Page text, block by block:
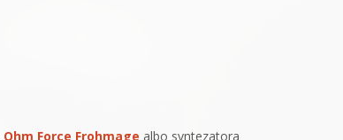
Ohm Force Frohmage albo syntezatora